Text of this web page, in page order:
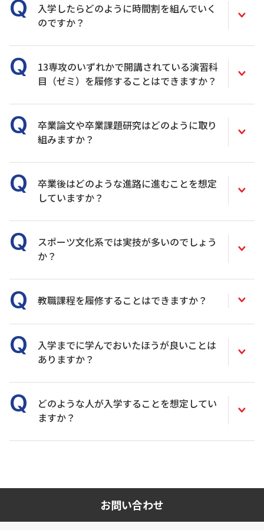
入学したらどのように時間割を組んでいく
のですか？
13専攻のいずれかで開講されている演習科
目（ゼミ）を履修することはできますか？
卒業論文や卒業課題研究はどのように取り
組みますか？
卒業後はどのような進路に進むことを想定
していますか？
スポーツ文化系では実技が多いのでしょう
か？
教職課程を履修することはできますか？
入学までに学んでおいたほうが良いことは
ありますか？
どのような人が入学することを想定してい
ますか？
お問い合わせ